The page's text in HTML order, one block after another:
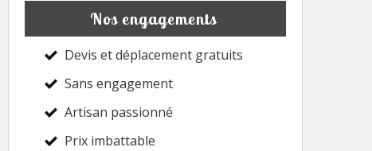
Nos engagements
Devis et déplacement gratuits
Sans engagement
Artisan passionné
Prix imbattable